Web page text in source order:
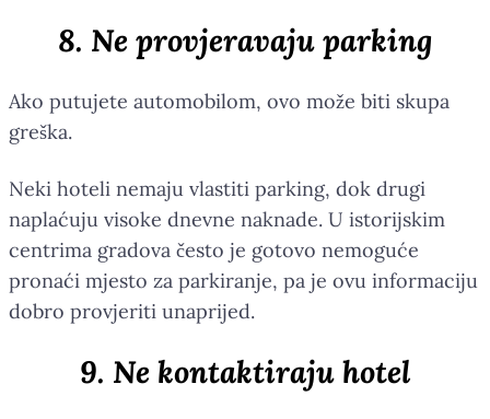
8. Ne provjeravaju parking
Ako putujete automobilom, ovo može biti skupa
greška.
Neki hoteli nemaju vlastiti parking, dok drugi
naplaćuju visoke dnevne naknade. U istorijskim
centrima gradova često je gotovo nemoguće
pronaći mjesto za parkiranje, pa je ovu informaciju
dobro provjeriti unaprijed.
9. Ne kontaktiraju hotel